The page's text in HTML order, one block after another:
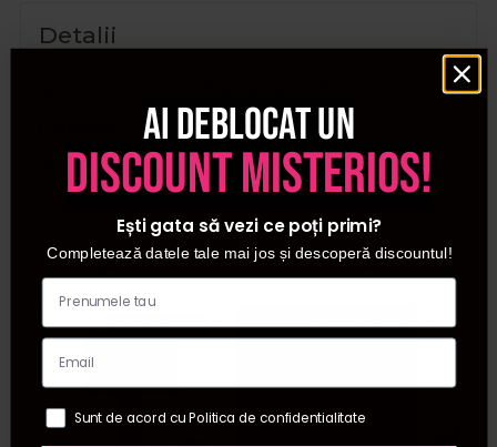
Detalii
After Shave
Brand
The Shave Factory
Cumparate frecvent impreuna:
Pret special Pret special
Ai deblocat un
discount misterios!
Ești gata să vezi ce poți primi?
Completează datele tale mai jos și descoperă discountul!
Sunt de acord cu Politica de confidentialitate